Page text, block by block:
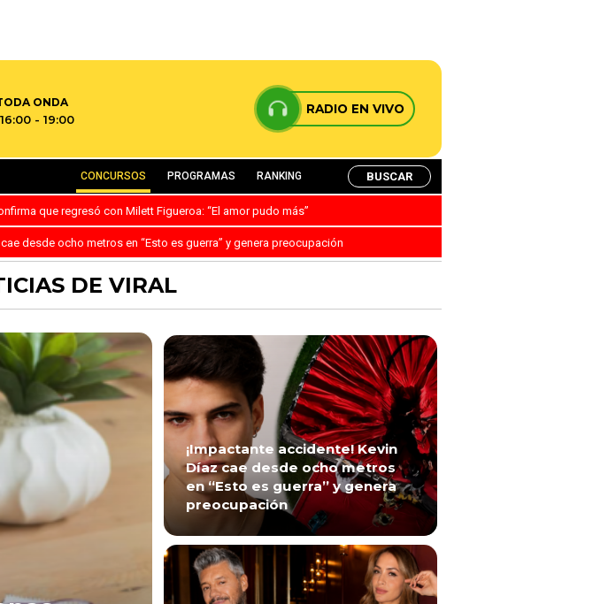
ONDA
16:00 - 19:00
RADIO EN VIVO
CONCURSOS PROGRAMAS RANKING BUSCAR
que regresó con Milett Figueroa: “El amor pudo más”
desde ocho metros en “Esto es guerra” y genera preocupación
DE VIRAL
¡Impactante accidente! Kevin
Díaz cae desde ocho metros
en “Esto es guerra” y genera
preocupación